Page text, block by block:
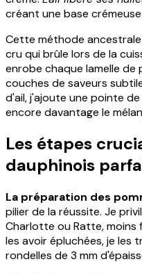
créant une base
Cette méthode ancestrale
cru qui brûle lors de la
enrobe chaque lamelle
couches de saveurs
d'ail, j'ajoute une pointe
encore davantage le
Les étapes
dauphinois
La préparation des
pilier de la réussite. Je
Charlotte ou Ratte, moins
les avoir épluchées, je les
rondelles de 3 mm